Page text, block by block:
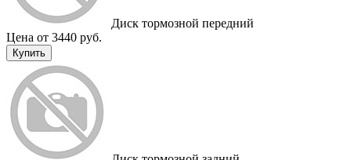
Диск тормозной передний
Цена от 3440 руб.
Купить